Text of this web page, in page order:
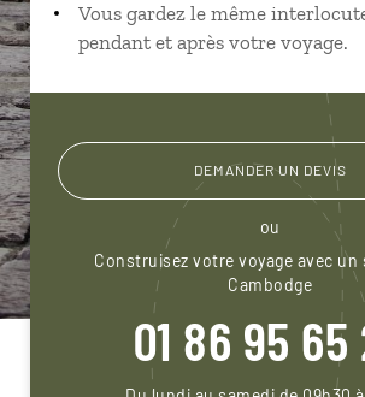
Vous gardez le même
pendant et après votre voyage.
DEMANDER UN DEVIS
ou
Construisez votre voyage avec un
Cambodge
01 86 95 65